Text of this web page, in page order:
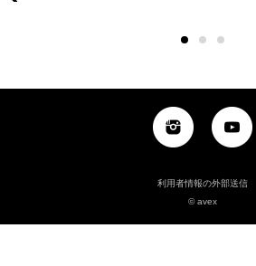
利用者情報の外部送信
© avex